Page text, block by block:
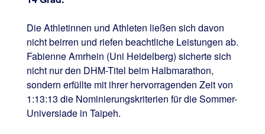
Die Athletinnen und Athleten ließen sich davon
nicht beirren und riefen beachtliche Leistungen ab.
Fabienne Amrhein (Uni Heidelberg) sicherte sich
nicht nur den DHM-Titel beim Halbmarathon,
sondern erfüllte mit ihrer hervorragenden Zeit von
1:13:13 die Nominierungskriterien für die Sommer-
Universiade in Taipeh.